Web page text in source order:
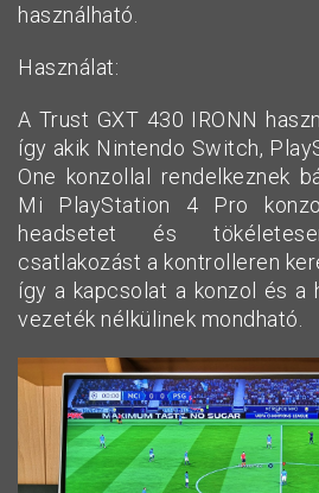
használható.
Használat:
A Trust GXT 430 IRONN
így akik Nintendo Switch,
One konzollal rendelkeznek
Mi PlayStation 4 Pro
headsetet és
csatlakozást a kontrolleren
így a kapcsolat a konzol és
vezeték nélkülinek mondható.